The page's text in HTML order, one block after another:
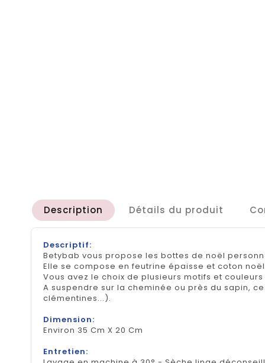
Description Détails du produit
Descriptif:
Betybab vous propose les bottes de noël
Elle se compose en feutrine épaisse et coton
Vous avez le choix de plusieurs motifs et
A suspendre sur la cheminée ou près du sapin,
clémentines...).
Dimension:
Environ 35 Cm X 20 Cm
Entretien: